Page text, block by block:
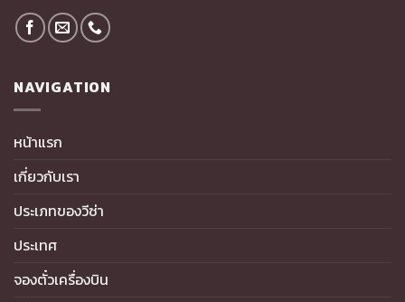
NAVIGATION
หน้าแรก
เกี่ยวกับเรา
ประเภทของวีซ่า
ประเทศ
จองตั๋วเครื่องบิน